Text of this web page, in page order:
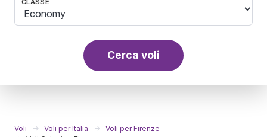
Cerca voli
Voli Voli per Italia
Voli per Firenze